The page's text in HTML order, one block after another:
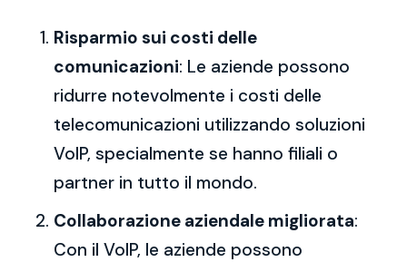
Risparmio sui costi delle
comunicazioni: Le aziende possono
ridurre notevolmente i costi delle
telecomunicazioni utilizzando soluzioni
VoIP, specialmente se hanno filiali o
partner in tutto il mondo.
Collaborazione aziendale migliorata:
Con il VoIP, le aziende possono